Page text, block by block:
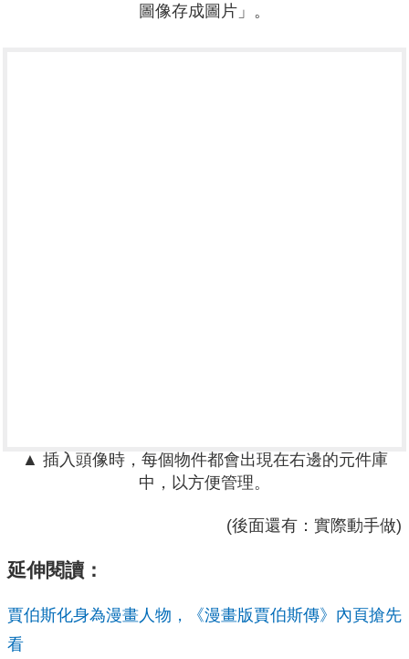
圖像存成圖片」。
▲ 插入頭像時，每個物件都會出現在右邊的元件庫
中，以方便管理。
(後面還有：實際動手做)
延伸閱讀：
賈伯斯化身為漫畫人物，《漫畫版賈伯斯傳》內頁搶先
看